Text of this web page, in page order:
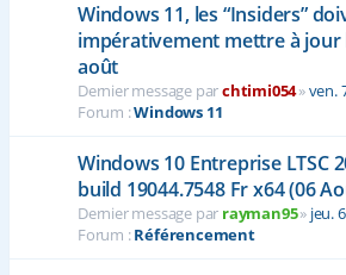
Windows 11, les “Insiders”
impérativement mettre à jour
août
Dernier message parchtimi054»ven.
Forum :Windows 11
Windows 10 Entreprise LTSC
build 19044.7548 Fr x64 (06
Dernier message par rayman95» jeu.
Forum :Référencement